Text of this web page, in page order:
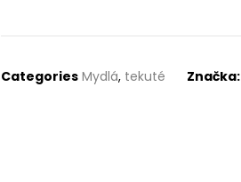
Categories Mydlá, tekuté Značka: